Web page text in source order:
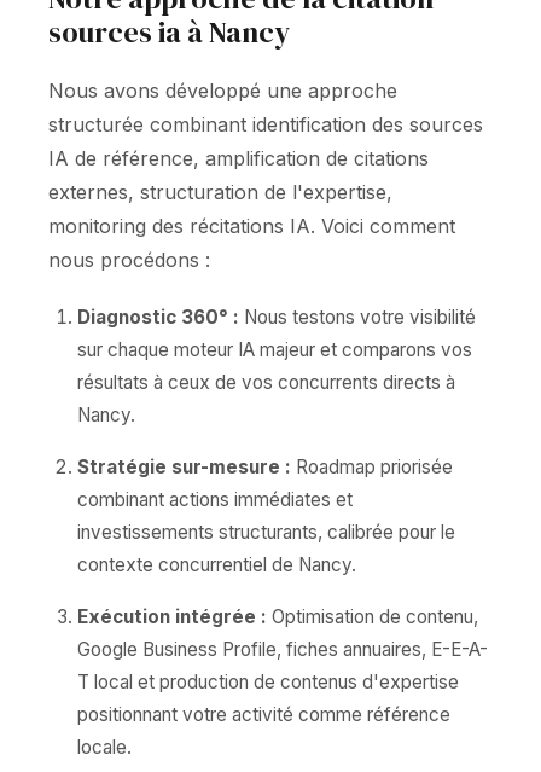
sources ia à Nancy
Nous avons développé une approche
structurée combinant identification des sources
IA de référence, amplification de citations
externes, structuration de l'expertise,
monitoring des récitations IA. Voici comment
nous procédons :
Diagnostic 360° : Nous testons votre visibilité
sur chaque moteur IA majeur et comparons vos
résultats à ceux de vos concurrents directs à
Nancy.
Stratégie sur-mesure : Roadmap priorisée
combinant actions immédiates et
investissements structurants, calibrée pour le
contexte concurrentiel de Nancy.
Exécution intégrée : Optimisation de contenu,
Google Business Profile, fiches annuaires, E-E-A-
T local et production de contenus d'expertise
positionnant votre activité comme référence
locale.